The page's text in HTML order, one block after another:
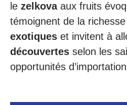
le zelkovaaux fruits
témoignent de la
exotiques et invitent à
découvertes selon les
opportunités